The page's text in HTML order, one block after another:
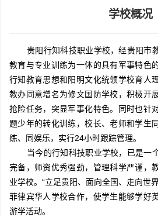
学校概况
贵阳行知科技职业学校，经贵阳市
教育与专业训练为一体的具有军事特色
行知教育思想和阳明文化统领学校育人
教办同意增名为修文国防学校，积极开
抢险任务，突显军事化特色。同时也针
题少年的转化训练，校长、老师和学生
练、同娱乐，实行24小时跟踪管理。
当今的行知科技职业学校，已是一
完备，师资优秀强劲，管理科学严谨，
业学校。“立足贵阳、面向全国、走向世
菲律宾华人学校合作，使学生能够学好
游学活动。